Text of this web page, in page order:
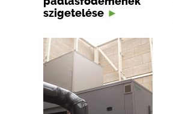
szigetelése